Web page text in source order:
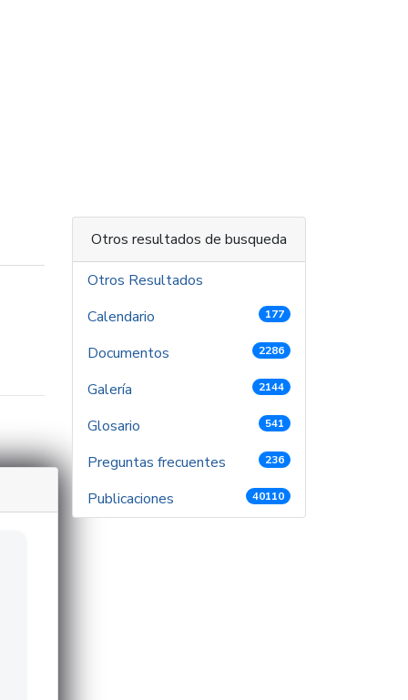
Otros resultados de busqueda
Otros Resultados
Calendario
177
Documentos 2286
Galería 2144
Glosario 541
Preguntas frecuentes 236
Publicaciones 40110